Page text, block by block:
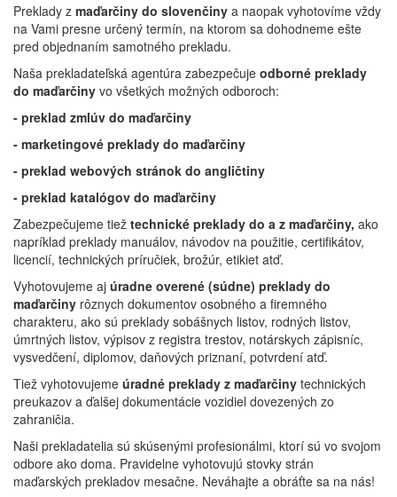
Preklady z maďarčiny do slovenčiny a naopak vyhotovíme vždy
na Vami presne určený termín, na ktorom sa dohodneme ešte
pred objednaním samotného prekladu.
Naša prekladateľská agentúra zabezpečuje odborné preklady
do maďarčiny vo všetkých možných odboroch:
- preklad zmlúv do maďarčiny
- marketingové preklady do maďarčiny
- preklad webových stránok do angličtiny
- preklad katalógov do maďarčiny
Zabezpečujeme tiež technické preklady do a z maďarčiny, ako
napríklad preklady manuálov, návodov na použitie, certifikátov,
licencií, technických príručiek, brožúr, etikiet atď.
Vyhotovujeme aj úradne overené (súdne) preklady do
maďarčiny rôznych dokumentov osobného a firemného
charakteru, ako sú preklady sobášnych listov, rodných listov,
úmrtných listov, výpisov z registra trestov, notárskych zápisníc,
vysvedčení, diplomov, daňových priznaní, potvrdení atď.
Tiež vyhotovujeme úradné preklady z maďarčiny technických
preukazov a ďalšej dokumentácie vozidiel dovezených zo
zahraničia.
Naši prekladatelia sú skúsenými profesionálmi, ktorí sú vo svojom
odbore ako doma. Pravidelne vyhotovujú stovky strán
maďarských prekladov mesačne. Neváhajte a obráťte sa na nás!